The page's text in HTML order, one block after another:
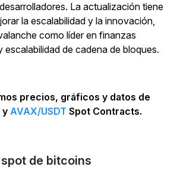
La actualización tiene
la escalabilidad y la innovación,
como líder en finanzas
escalabilidad de cadena de bloques.
precios, gráficos y datos de
y AVAX/USDT Spot Contracts.
spot de bitcoins